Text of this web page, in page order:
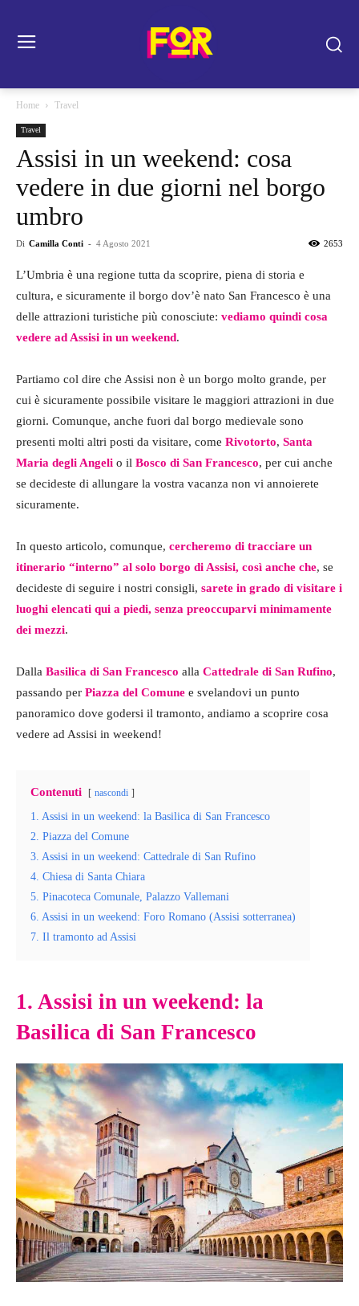
Home Travel
Travel
Assisi in un weekend: cosa
vedere in due giorni nel borgo
umbro
Di Camilla Conti - 4 Agosto 2021 2653
L’Umbria è una regione tutta da scoprire, piena di storia e
cultura, e sicuramente il borgo dov’è nato San Francesco è una
delle attrazioni turistiche più conosciute: vediamo quindi cosa
vedere ad Assisi in un weekend.
Partiamo col dire che Assisi non è un borgo molto grande, per
cui è sicuramente possibile visitare le maggiori attrazioni in due
giorni. Comunque, anche fuori dal borgo medievale sono
presenti molti altri posti da visitare, come Rivotorto, Santa
Maria degli Angeli o il Bosco di San Francesco, per cui anche
se decideste di allungare la vostra vacanza non vi annoierete
sicuramente.
In questo articolo, comunque, cercheremo di tracciare un
itinerario “interno” al solo borgo di Assisi, così anche che, se
decideste di seguire i nostri consigli, sarete in grado di visitare i
luoghi elencati qui a piedi, senza preoccuparvi minimamente
dei mezzi.
Dalla Basilica di San Francesco alla Cattedrale di San Rufino,
passando per Piazza del Comune e svelandovi un punto
panoramico dove godersi il tramonto, andiamo a scoprire cosa
vedere ad Assisi in weekend!
Contenuti nascondi
1. Assisi in un weekend: la Basilica di San Francesco
2. Piazza del Comune
3. Assisi in un weekend: Cattedrale di San Rufino
4. Chiesa di Santa Chiara
5. Pinacoteca Comunale, Palazzo Vallemani
6. Assisi in un weekend: Foro Romano (Assisi sotterranea)
7. Il tramonto ad Assisi
1. Assisi in un weekend: la
Basilica di San Francesco